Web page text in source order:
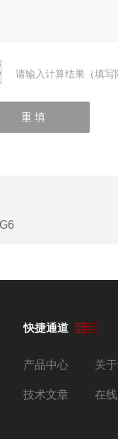
请输入计算结果（填
快捷通道
产品中心 关
技术文章 在